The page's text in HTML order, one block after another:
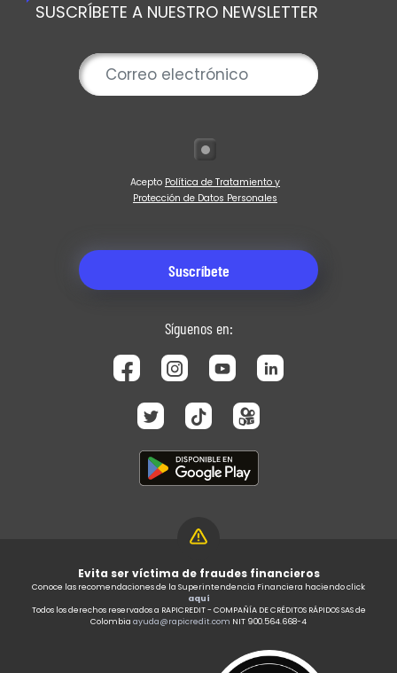
SUSCRÍBETE A NUESTRO NEWSLETTER
Acepto Política de Tratamiento y
Protección de Datos Personales
Síguenos en:
Evita ser víctima de fraudes financieros
Conoce las recomendaciones de la Superintendencia Financiera haciendo click
aquí
Todos los derechos reservados a RAPICREDIT - COMPAÑÍA DE CRÉDITOS RÁPIDOS SAS de
Colombia ayuda@rapicredit.com NIT 900.564.668-4